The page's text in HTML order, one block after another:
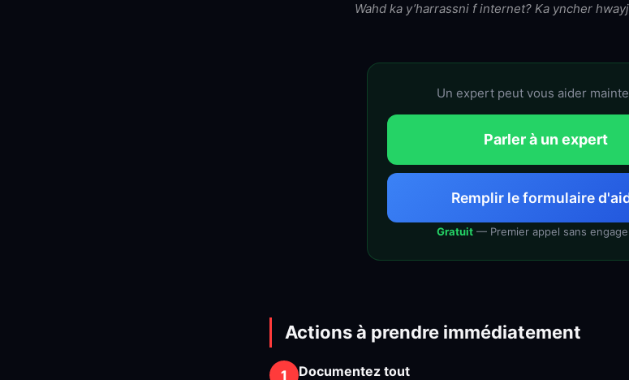
Wahd ka y’harrassni f internet? Ka yncher
Un expert peut vous aider
Parler à un expert
Remplir le formulaire
Gratuit — Premier appel sans
Actions à prendre immédiatement
Documentez tout